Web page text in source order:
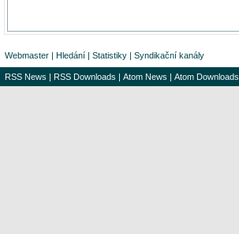
Webmaster | Hledání | Statistiky | Syndikační kanály
RSS News | RSS Downloads | Atom News | Atom Downloads